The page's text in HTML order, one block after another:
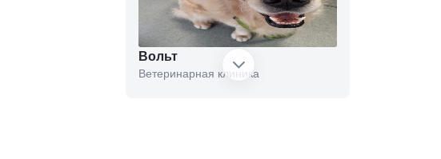
Вольт
Ветеринарная клиника